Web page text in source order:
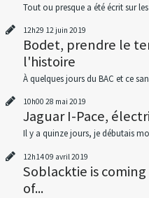
Tout ou presque a été écrit sur
12h29 12 juin 2019
Bodet, prendre le
l'histoire
À quelques jours du BAC et ce
10h00 28 mai 2019
Jaguar I-Pace,
Il y a quinze jours, je débutais
12h1409 avril 2019
Soblacktie is
of...